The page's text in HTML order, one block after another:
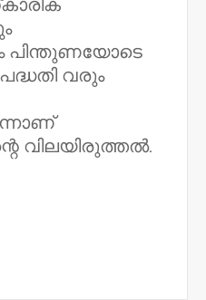
പിന്തുണയോടെ
വരും
വിലയിരുത്തല്‍.